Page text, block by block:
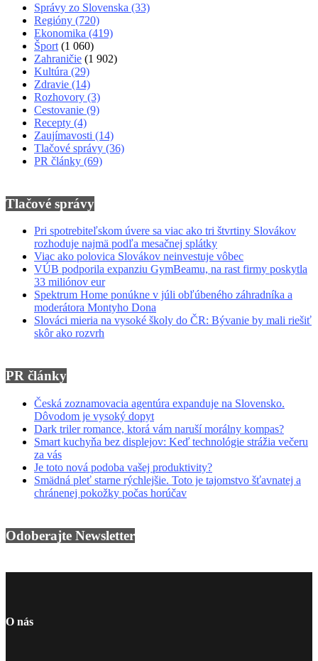
Správy zo Slovenska (33)
Regióny (720)
Ekonomika (419)
Šport (1 060)
Zahraničie (1 902)
Kultúra (29)
Zdravie (14)
Rozhovory (3)
Cestovanie (9)
Recepty (4)
Zaujímavosti (14)
Tlačové správy (36)
PR články (69)
Tlačové správy
Pri spotrebiteľskom úvere sa viac ako tri štvrtiny Slovákov
rozhoduje najmä podľa mesačnej splátky
Viac ako polovica Slovákov neinvestuje vôbec
VÚB podporila expanziu GymBeamu, na rast firmy poskytla
33 miliónov eur
Spektrum Home ponúkne v júli obľúbeného záhradníka a
moderátora Montyho Dona
Slováci mieria na vysoké školy do ČR: Bývanie by mali riešiť
skôr ako rozvrh
PR články
Česká zoznamovacia agentúra expanduje na Slovensko.
Dôvodom je vysoký dopyt
Dark triler romance, ktorá vám naruší morálny kompas?
Smart kuchyňa bez displejov: Keď technológie strážia večeru
za vás
Je toto nová podoba vašej produktivity?
Smädná pleť starne rýchlejšie. Toto je tajomstvo šťavnatej a
chránenej pokožky počas horúčav
Odoberajte Newsletter
O nás